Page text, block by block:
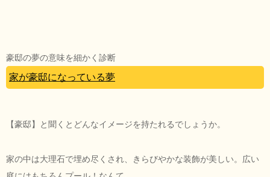
豪邸の夢の意味を細かく診断
家が豪邸になっている夢
【豪邸】と聞くとどんなイメージを持たれるでしょうか。
家の中は大理石で埋め尽くされ、きらびやかな装飾が美しい。広い